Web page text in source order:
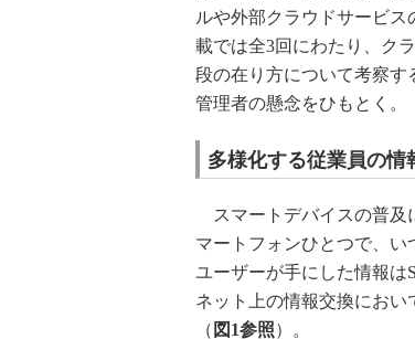
ルや外部クラウドサービ
載では全3回にわたり、ク
段の在り方について考察
管理者の懸念をひもとく。
多様化する従業員の情
スマートデバイスの普及
マートフォンひとつで、い
ユーザーが手にした情報は
ネット上の情報交換にお
（ 図1参照）。